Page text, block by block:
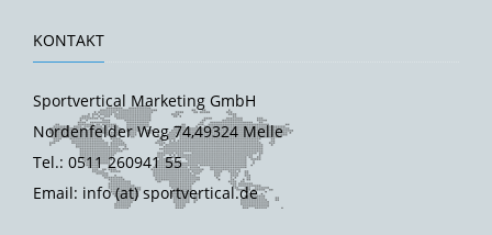
KONTAKT
Sportvertical Marketing GmbH
Nordenfelder Weg 74,49324 Melle
Tel.: 0511 260941 55
Email: info (at) sportvertical.de